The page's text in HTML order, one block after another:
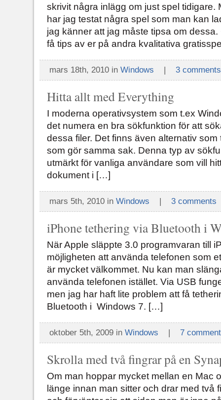
skrivit några inlägg om just spel tidigare.
har jag testat några spel som man kan
jag känner att jag måste tipsa om
få tips av er på andra kvalitativa
mars 18th, 2010 in Windows | 3 comments
Hitta allt med Everything
I moderna operativsystem som t.ex
det numera en bra sökfunktion för att
dessa filer. Det finns även alternativ
som gör samma sak. Denna typ av
utmärkt för vanliga användare som vill
dokument i […]
mars 5th, 2010 in Windows | 3 comments
iPhone tethering via Bluetooth i
När Apple släppte 3.0 programvaran till
möjligheten att använda telefonen som
är mycket välkommet. Nu kan man
använda telefonen istället. Via USB
men jag har haft lite problem att få
Bluetooth i Windows 7. […]
oktober 5th, 2009 in Windows | 7
Skrolla med två fingrar på en
Om man hoppar mycket mellan en Mac
länge innan man sitter och drar med två